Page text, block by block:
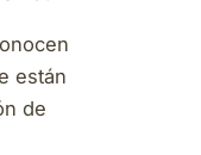
están
de